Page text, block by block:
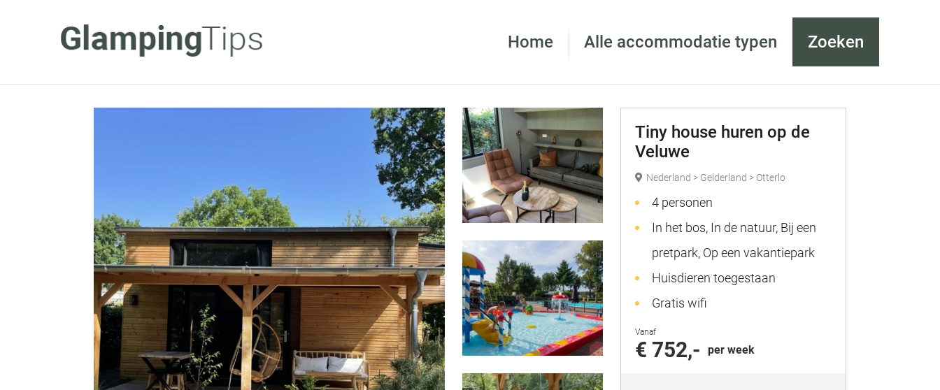
Home Alle accommodatie typen Zoeken
Tiny house huren op de
Veluwe
Nederland > Gelderland > Otterlo
4 personen
In het bos, In de natuur, Bij een
pretpark, Op een vakantiepark
Huisdieren toegestaan
Gratis wifi
Vanaf
€ 752,- per week